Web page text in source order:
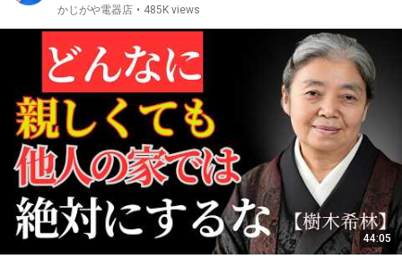
かじがや電器店 • 485K views
44:05